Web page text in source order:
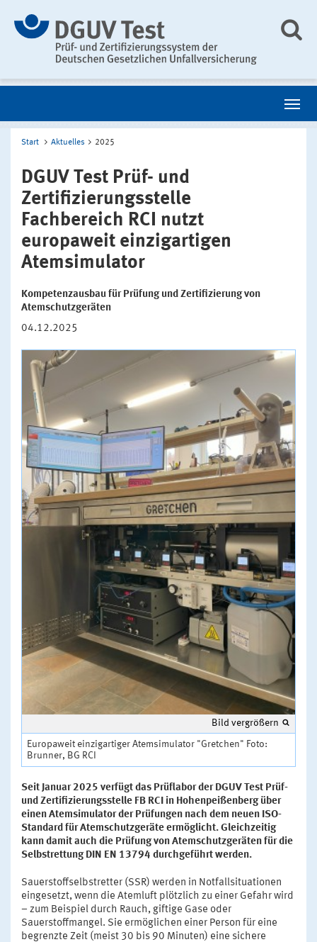
Start Aktuelles 2025
DGUV Test Prüf- und
Zertifizierungsstelle
Fachbereich RCI nutzt
europaweit einzigartigen
Atemsimulator
Kompetenzausbau für Prüfung und Zertifizierung von
Atemschutzgeräten
04.12.2025
Bild vergrößern
Europaweit einzigartiger Atemsimulator "Gretchen" Foto:
Brunner, BG RCI
Seit Januar 2025 verfügt das Prüflabor der DGUV Test Prüf-
und Zertifizierungsstelle FB RCI in Hohenpeißenberg über
einen Atemsimulator der Prüfungen nach dem neuen ISO-
Standard für Atemschutzgeräte ermöglicht. Gleichzeitig
kann damit auch die Prüfung von Atemschutzgeräten für die
Selbstrettung DIN EN 13794 durchgeführt werden.
Sauerstoffselbstretter (SSR) werden in Notfallsituationen
eingesetzt, wenn die Atemluft plötzlich zu einer Gefahr wird
– zum Beispiel durch Rauch, giftige Gase oder
Sauerstoffmangel. Sie ermöglichen einer Person für eine
begrenzte Zeit (meist 30 bis 90 Minuten) eine sichere